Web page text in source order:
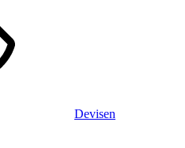
Devisen